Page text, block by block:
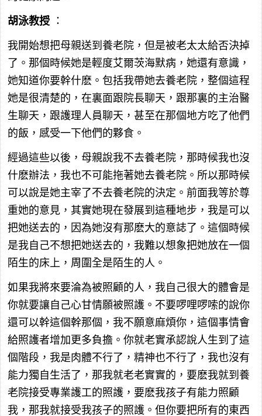
胡泳教授 ：
我開始想把母親送到養老院，但是被老太太給否決掉
了。那個時候她是輕度艾爾茨海默病，她還有意識，
她知道你要幹什麽。包括我帶她去養老院，整個這程
她是很清楚的，在裏面跟院長聊天，跟那裏的主治醫
生聊天，跟護理人員聊天，甚至在那個地方吃了他們
的飯，感受一下他們的夥食。
經過這些以後，母親說我不去養老院，那時候我也沒
什麽辦法，我也不可能拖著她去養老院。所以那時候
可以說是她主宰了不去養老院的決定。前面我等於尊
重她的意見，其實她現在發展到這種地步，我是可以
把她送去的，因為她沒有那麽大的意誌了。這個時候
是我自己不想把她送去的，我難以想象把她放在一個
陌生的床上，周圍全是陌生的人。
如果我將來要淪為被照顧的人，我自己很大的體會是
你就要讓自己心甘情願被照護。不要啰哩啰嗦的說你
還可以幹這個幹那個，我不願意麻煩你，這個事情會
給照護者增加更多負擔。你就老實承認說人生到了這
個階段，我是肉體不行了，精神也不行了，我也沒有
能力獨自生活了，那我就老老實實的，要麽我就到養
老院接受專業護工的照護，要麽我孩子有能力照顧
我，那我就接受我孩子的照護。但你要把所有的東西